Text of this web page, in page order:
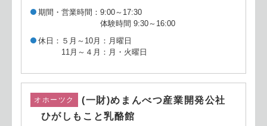
期間・営業時間
9:00～17:30
体験時間 9:30～16:00
休日
５月～10月：月曜日
11月～４月：月・火曜日
オホーツク
(一財)めまんべつ産業開発公社
ひがしもこと乳酪館